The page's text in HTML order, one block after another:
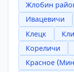
Жлобин
Ивацевичи
Клецк
Кореличи
Красное